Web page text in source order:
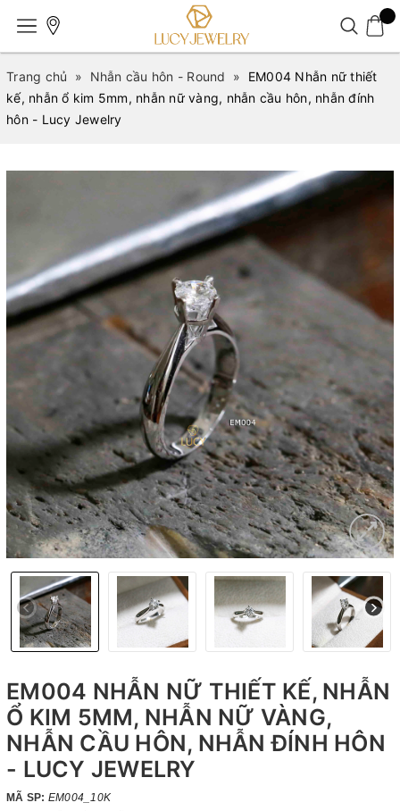
Trang chủ » Nhẫn cầu hôn - Round »
EM004 Nhẫn nữ thiết
kế, nhẫn ổ kim 5mm, nhẫn nữ vàng, nhẫn cầu hôn, nhẫn đính
hôn - Lucy Jewelry
EM004 NHẪN NỮ THIẾT KẾ, NHẪN
Ổ KIM 5MM, NHẪN NỮ VÀNG,
NHẪN CẦU HÔN, NHẪN ĐÍNH HÔN
- LUCY JEWELRY
MÃ SP: EM004_10K